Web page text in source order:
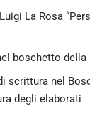
La Rosa
boschetto della
scrittura nel
degli elaborati